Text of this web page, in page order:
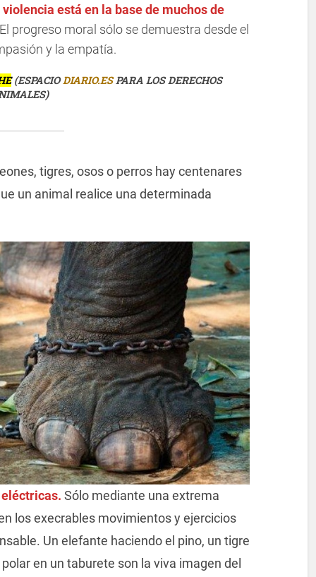
está en la base de muchos de
El progreso moral sólo se demuestra desde el
y la empatía.
(ESPACIODIARIO.ESPARA LOS DERECHOS
tigres, osos o perros hay centenares
un animal realice una determinada
eléctricas. Sólo mediante una extrema
los execrables movimientos y ejercicios
Un elefante haciendo el pino, un tigre
en un taburete son la viva imagen del